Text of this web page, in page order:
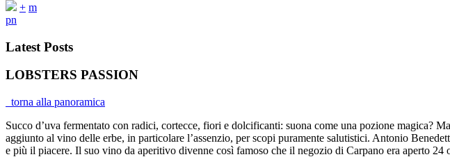
+ m
pn
Latest Posts
LOBSTERS PASSION
torna alla panoramica
Succo d’uva fermentato con radici, cortecce, fiori e dolcificanti: suona come una pozione magica?
aggiunto al vino delle erbe, in particolare l’assenzio, per scopi puramente salutistici. Antonio
e più il piacere. Il suo vino da aperitivo divenne così famoso che il negozio di Carpano era aperto 24